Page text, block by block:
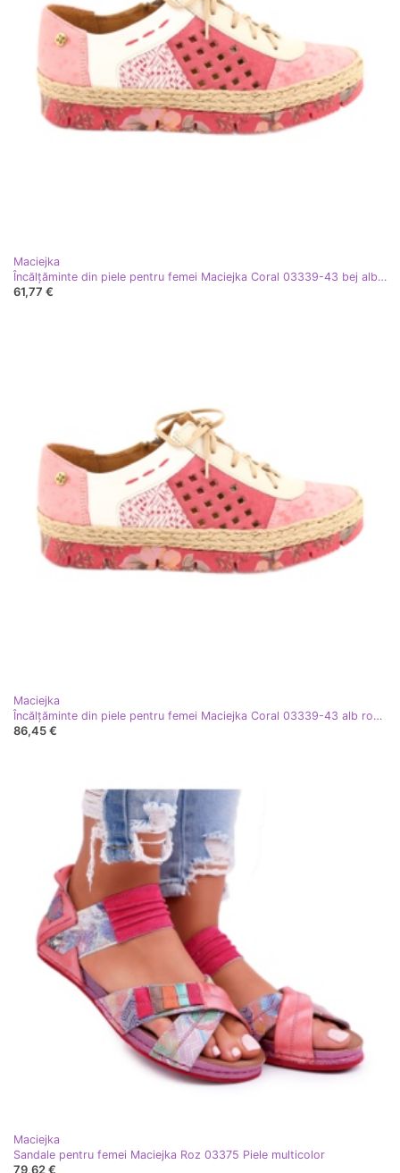
Maciejka
Încălțăminte din piele pentru femei Maciejka Coral 03339-43 bej alb roşu roz
61,77 €
Maciejka
Încălțăminte din piele pentru femei Maciejka Coral 03339-43 alb roşu roz multicolor
86,45 €
Maciejka
Sandale pentru femei Maciejka Roz 03375 Piele multicolor
79,62 €